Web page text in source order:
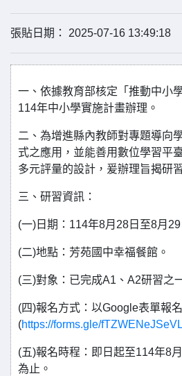
張貼日期： 2025-07-16 13:49:18
一、依據教育部核定「推動中小
114年中小學實施計畫辦理。
二、為增進縣內教師對專題導向
式之應用，並能善用數位學習平
多元評量的設計，爰辦理旨揭研
三、研習資訊：
(一)日期：114年8月28日至8月29
(二)地點：芳苑國中幸福餐館。
(三)對象：已完成A1、A2研習之
(四)報名方式：以Google表單報名
(https://forms.gle/
(五)報名時程：即日起至114年8
為止。